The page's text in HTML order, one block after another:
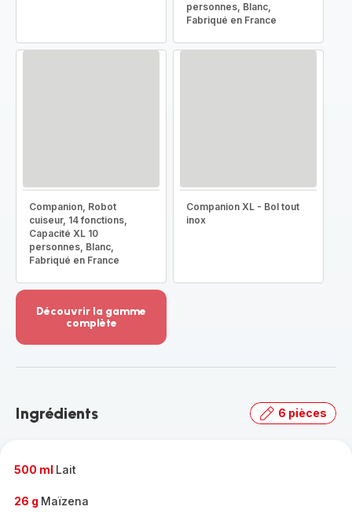
personnes, Blanc,
Fabriqué en France
Companion, Robot
cuiseur, 14 fonctions,
Capacité XL 10
personnes, Blanc,
Fabriqué en France
Companion XL - Bol tout
inox
Découvrir la gamme
complète
-
gamme
Ingrédients 6 pièces
500 ml Lait
26 g Maïzena